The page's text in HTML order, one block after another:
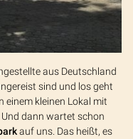
aus Deutschland
sind und los geht
einem kleinen Lokal mit
dann wartet schon
auf uns. Das heißt, es